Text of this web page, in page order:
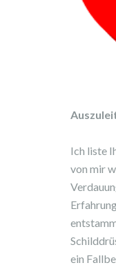
Ich liste
von mir
ein